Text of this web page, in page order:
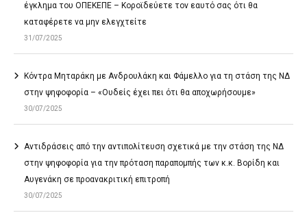
έγκλημα του ΟΠΕΚΕΠΕ – Κοροϊδεύετε τον εαυτό σας ότι θα
καταφέρετε να μην ελεγχτείτε
31/07/2025
Κόντρα Μηταράκη με Ανδρουλάκη και Φάμελλο για τη στάση της ΝΔ
στην ψηφοφορία – «Ουδείς έχει πει ότι θα αποχωρήσουμε»
30/07/2025
Αντιδράσεις από την αντιπολίτευση σχετικά με την στάση της ΝΔ
στην ψηφοφορία για την πρόταση παραπομπής των κ.κ. Βορίδη και
Αυγενάκη σε προανακριτική επιτροπή
30/07/2025